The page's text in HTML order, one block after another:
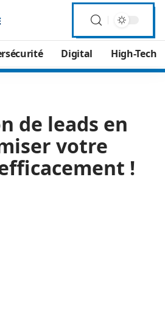
Digital High-Tech
de leads en
votre
!